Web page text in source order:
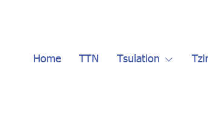
Home TTN Tsulation